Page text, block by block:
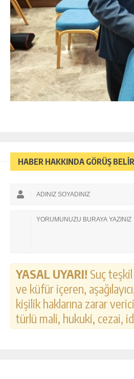
HABER HAKKINDA GÖRÜŞ
YASAL UYARI! Suç
ve küfür içeren,
kişilik haklarına zarar
türlü mali, hukuki, cezai,